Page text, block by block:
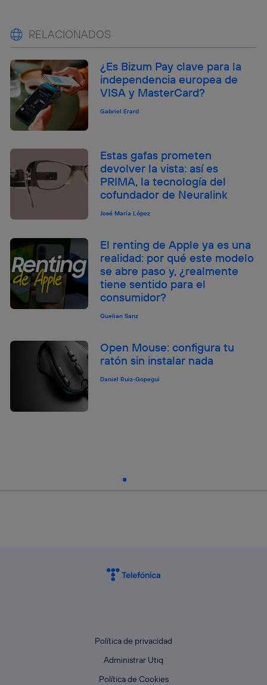
RELACIONADOS
¿Es Bizum Pay clave para la
independencia europea de
VISA y MasterCard?
Gabriel Erard
Estas gafas prometen
devolver la vista: así es
PRIMA, la tecnología del
cofundador de Neuralink
José María López
El renting de Apple ya es una
realidad: por qué este modelo
se abre paso y, ¿realmente
tiene sentido para el
consumidor?
Quelian Sanz
Open Mouse: configura tu
ratón sin instalar nada
Daniel Ruiz-Gopegui
Política de privacidad
Administrar Utiq
Política de Cookies